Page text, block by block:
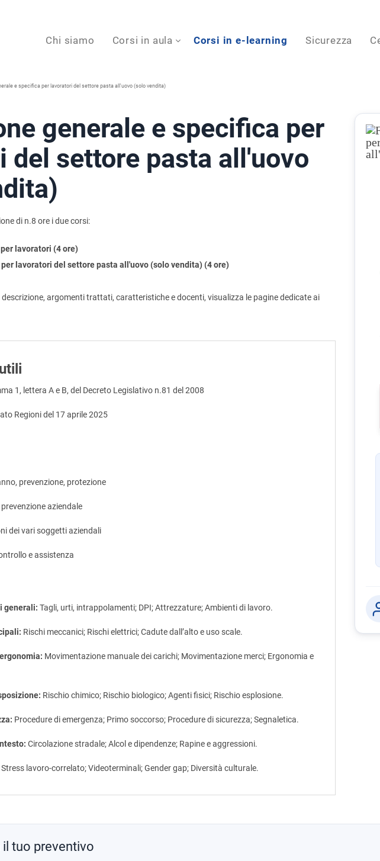
Chi siamo Corsi in aula Corsi in e-learning Sicurezza
e specifica per lavoratori del settore pasta all'uovo (solo vendita)
generale e specifica per
del settore pasta all'uovo
di n.8 ore i due corsi:
lavoratori (4 ore)
lavoratori del settore pasta all'uovo (solo vendita) (4 ore)
argomenti trattati, caratteristiche e docenti, visualizza le pagine dedicate ai
1, lettera A e B, del Decreto Legislativo n.81 del 2008
Regioni del 17 aprile 2025
prevenzione, protezione
aziendale
dei vari soggetti aziendali
e assistenza
generali: Tagli, urti, intrappolamenti; DPI; Attrezzature; Ambienti di lavoro.
Rischi meccanici; Rischi elettrici; Cadute dall’alto e uso scale.
Movimentazione manuale dei carichi; Movimentazione merci; Ergonomia e
Rischio chimico; Rischio biologico; Agenti fisici; Rischio esplosione.
Procedure di emergenza; Primo soccorso; Procedure di sicurezza; Segnaletica.
Circolazione stradale; Alcol e dipendenze; Rapine e aggressioni.
Stress lavoro-correlato; Videoterminali; Gender gap; Diversità culturale.
tuo preventivo